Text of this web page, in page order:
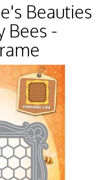
Beauties
Bees -